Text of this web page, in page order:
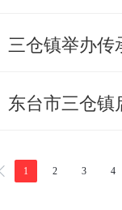
三仓镇举办传
东台市三仓镇
1 2 3 4